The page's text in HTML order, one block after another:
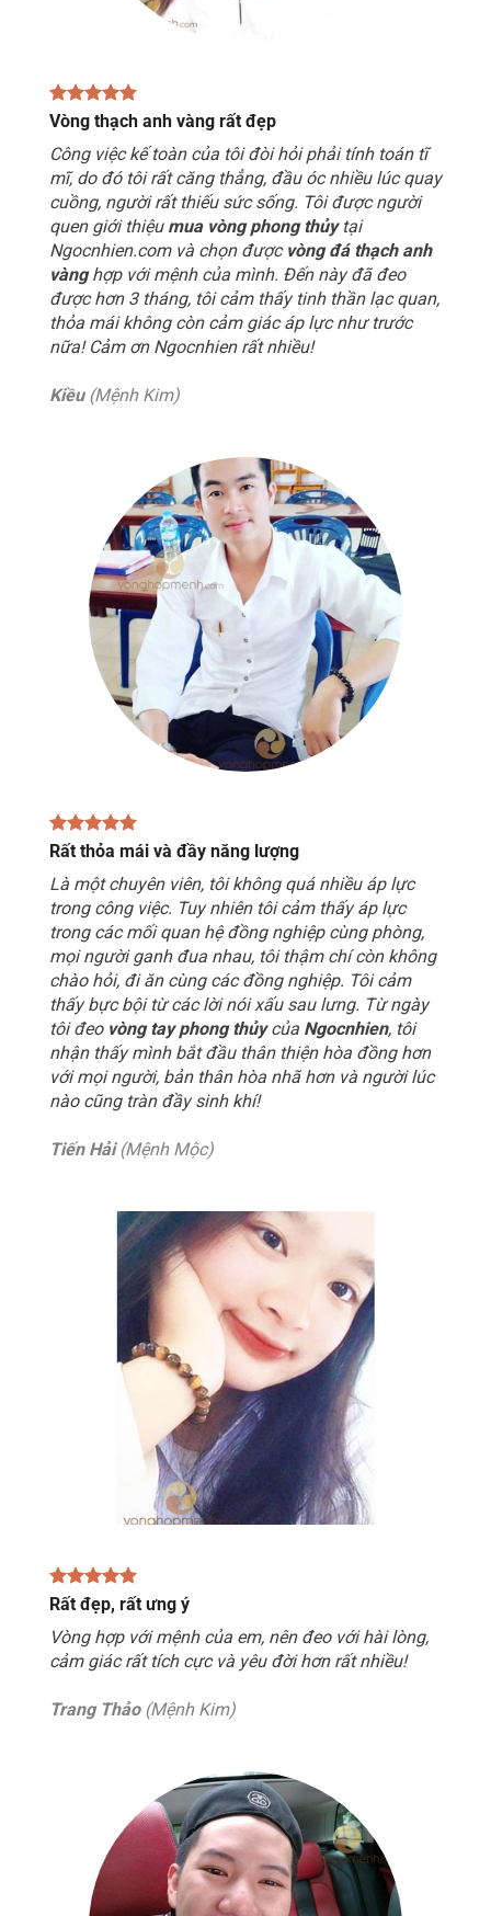
Vòng thạch anh vàng rất đẹp
Công việc kế toàn của tôi đòi hỏi phải tính toán tĩ
mĩ, do đó tôi rất căng thẳng, đầu óc nhiều lúc quay
cuồng, người rất thiếu sức sống. Tôi được người
quen giới thiệu mua vòng phong thủytại
Ngocnhien.com và chọn được vòng đá thạch anh
vànghợp với mệnh của mình. Đến này đã đeo
được hơn 3 tháng, tôi cảm thấy tinh thần lạc quan,
thỏa mái không còn cảm giác áp lực như trước
nữa! Cảm ơn Ngocnhien rất nhiều!
Kiều(Mệnh Kim)
Rất thỏa mái và đầy năng lượng
Là một chuyên viên, tôi không quá nhiều áp lực
trong công việc. Tuy nhiên tôi cảm thấy áp lực
trong các mối quan hệ đồng nghiệp cùng phòng,
mọi người ganh đua nhau, tôi thậm chí còn không
chào hỏi, đi ăn cùng các đồng nghiệp. Tôi cảm
thấy bực bội từ các lời nói xấu sau lưng. Từ ngày
tôi đeo vòng tay phong thủycủa Ngocnhien, tôi
nhận thấy mình bắt đầu thân thiện hòa đồng hơn
với mọi người, bản thân hòa nhã hơn và người lúc
nào cũng tràn đầy sinh khí!
Tiến Hải(Mệnh Mộc)
Rất đẹp, rất ưng ý
Vòng hợp với mệnh của em, nên đeo với hài lòng,
cảm giác rất tích cực và yêu đời hơn rất nhiều!
Trang Thảo(Mệnh Kim)